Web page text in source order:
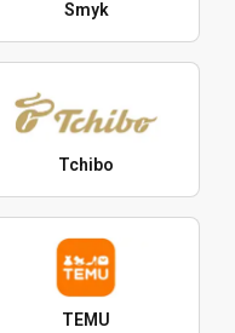
Smyk
Tchibo
TEMU